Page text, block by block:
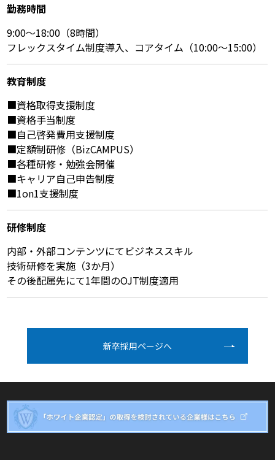
勤務時間
9:00～18:00（8時間）
フレックスタイム制度導入、コアタイム（10:00～15:00）
教育制度
■資格取得支援制度
■資格手当制度
■自己啓発費用支援制度
■定額制研修（BizCAMPUS）
■各種研修・勉強会開催
■キャリア自己申告制度
■1on1支援制度
研修制度
内部・外部コンテンツにてビジネススキル
技術研修を実施（3か月）
その後配属先にて1年間のOJT制度適用
新卒採⽤ページへ